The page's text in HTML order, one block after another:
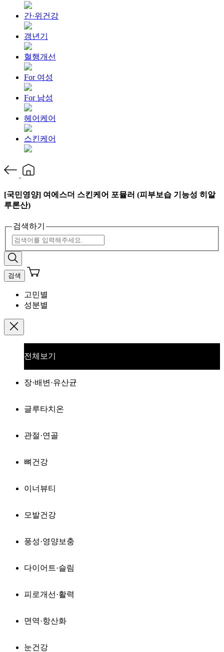
간·위건강
갱년기
혈행개선
For 여성
For 남성
헤어케어
스킨케어
[국민영양] 여에스더 스킨케어 포뮬러 (피부보습 기능성 히알
루론산)
검색하기
검색
고민별
성분별
전체보기
장·배변·유산균
글루타치온
관절·연골
뼈건강
이너뷰티
모발건강
풍성·영양보충
다이어트·슬림
피로개선·활력
면역·항산화
눈건강